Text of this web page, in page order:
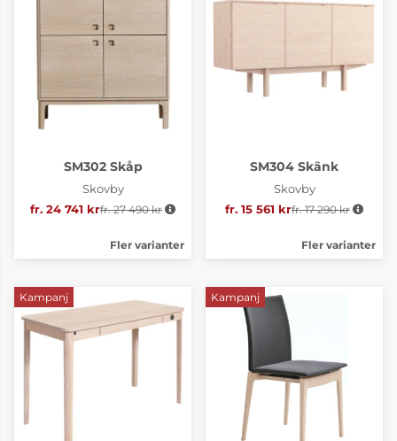
SM302 Skåp
Skovby
fr. 24 741 krOrdinarie pris:
fr. 27 490 kr
Fler varianter
SM304 Skänk
Skovby
fr. 15 561 krOrdinarie pris:
fr. 17 290 kr
Fler varianter
Kampanj Kampanj